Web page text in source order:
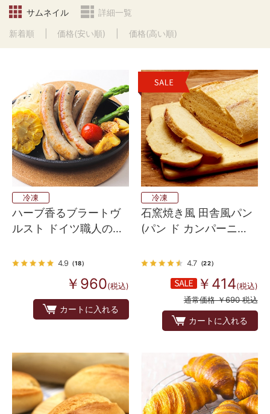
サムネイル 詳細一覧
新着順 価格(安い順) 価格(高い順)
冷凍
ハーブ香るブラートヴ
ルスト ドイツ職人の細
4.9 （18）
￥960(税込)
カートに入れる
冷凍
石窯焼き風 田舎風パン
(パン ド カンパーニ
4.7 （22）
￥414(税込)
通常価格 ￥690 税込
カートに入れる